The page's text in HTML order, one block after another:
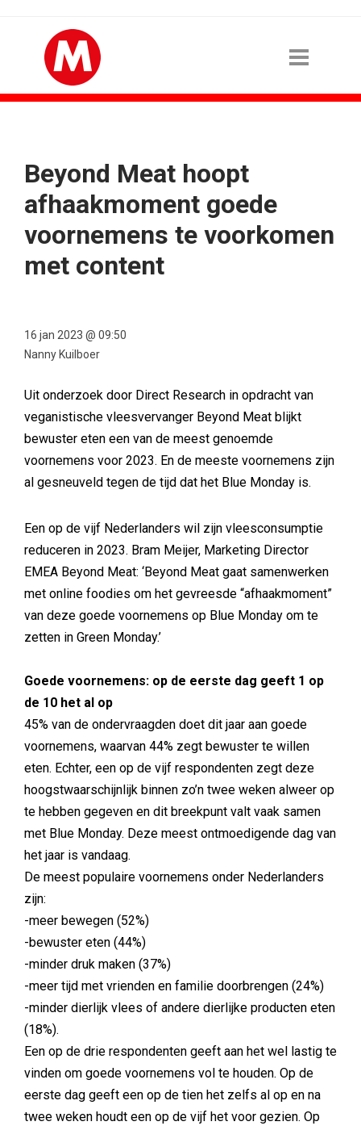
Beyond Meat hoopt
afhaakmoment goede
voornemens te voorkomen
met content
16 jan 2023 @ 09:50
Nanny Kuilboer
Uit onderzoek door Direct Research in opdracht van
veganistische vleesvervanger Beyond Meat blijkt
bewuster eten een van de meest genoemde
voornemens voor 2023. En de meeste voornemens zijn
al gesneuveld tegen de tijd dat het Blue Monday is.
Een op de vijf Nederlanders wil zijn vleesconsumptie
reduceren in 2023. Bram Meijer, Marketing Director
EMEA Beyond Meat: ‘Beyond Meat gaat samenwerken
met online foodies om het gevreesde “afhaakmoment”
van deze goede voornemens op Blue Monday om te
zetten in Green Monday.’
Goede voornemens: op de eerste dag geeft 1 op
de 10 het al op
45% van de ondervraagden doet dit jaar aan goede
voornemens, waarvan 44% zegt bewuster te willen
eten. Echter, een op de vijf respondenten zegt deze
hoogstwaarschijnlijk binnen zo’n twee weken alweer op
te hebben gegeven en dit breekpunt valt vaak samen
met Blue Monday. Deze meest ontmoedigende dag van
het jaar is vandaag.
De meest populaire voornemens onder Nederlanders
zijn:
-meer bewegen (52%)
-bewuster eten (44%)
-minder druk maken (37%)
-meer tijd met vrienden en familie doorbrengen (24%)
-minder dierlijk vlees of andere dierlijke producten eten
(18%).
Een op de drie respondenten geeft aan het wel lastig te
vinden om goede voornemens vol te houden. Op de
eerste dag geeft een op de tien het zelfs al op en na
twee weken houdt een op de vijf het voor gezien. Op